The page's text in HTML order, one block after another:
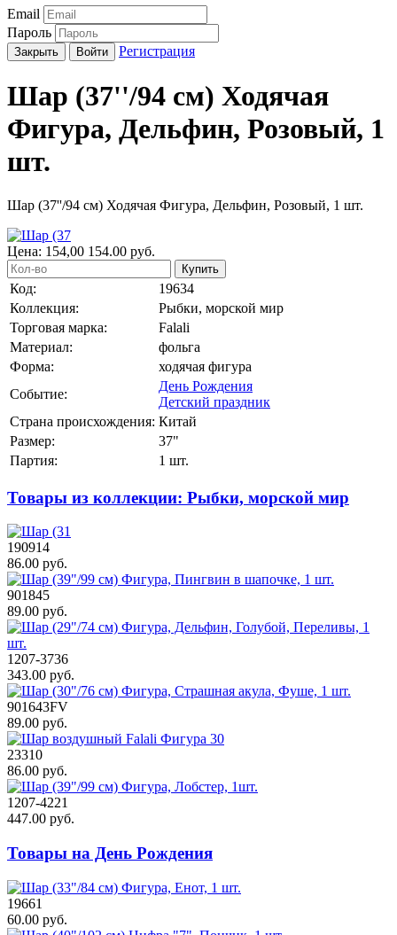
Email
Пароль
Закрыть Войти Регистрация
Шар (37''/94 см) Ходячая
Фигура, Дельфин, Розовый, 1
шт.
Шар (37''/94 см) Ходячая Фигура, Дельфин, Розовый, 1 шт.
Цена: 154,00 154.00 руб.
Купить
Код:
19634
Коллекция:
Рыбки, морской мир
Торговая марка:
Falali
Материал:
фольга
Форма:
ходячая фигура
Событие:
День Рождения
Детский праздник
Страна происхождения: Китай
Размер:
37"
Партия:
1 шт.
Товары из коллекции: Рыбки, морской мир
190914
86.00 руб.
901845
89.00 руб.
1207-3736
343.00 руб.
901643FV
89.00 руб.
23310
86.00 руб.
1207-4221
447.00 руб.
Товары на День Рождения
19661
60.00 руб.